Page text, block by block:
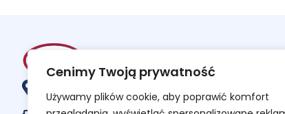
Cenimy Twoją prywatność
Używamy plików cookie, aby poprawić komfort